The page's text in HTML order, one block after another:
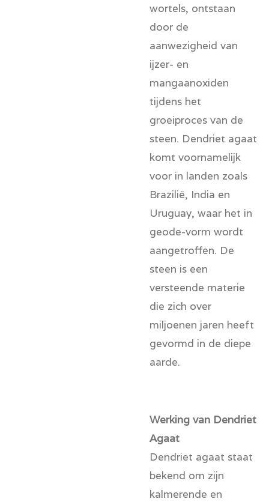
wortels, ontstaan
door de
aanwezigheid van
ijzer- en
mangaanoxiden
tijdens het
groeiproces van de
steen. Dendriet agaat
komt voornamelijk
voor in landen zoals
Brazilië, India en
Uruguay, waar het in
geode-vorm wordt
aangetroffen. De
steen is een
versteende materie
die zich over
miljoenen jaren heeft
gevormd in de diepe
aarde.
Werking van Dendriet
Agaat
Dendriet agaat staat
bekend om zijn
kalmerende en